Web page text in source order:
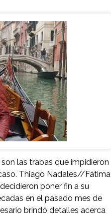
las trabas que impidieron
Thiago Nadales//Fátima
poner fin a su
en el pasado mes de
brindó detalles acerca